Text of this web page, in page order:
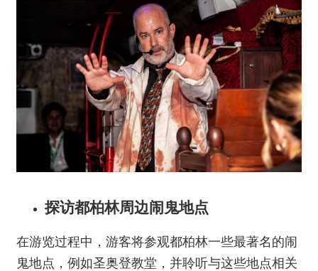
探访都柏林周边闹鬼地点
在游览过程中，游客将参观都柏林一些最著名的闹
鬼地点，例如圣奥登教堂，并聆听与这些地点相关